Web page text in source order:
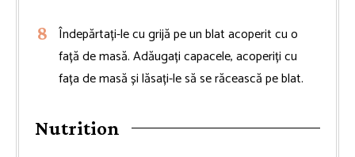
Îndepărtați-le cu grijă pe un blat acoperit cu o
față de masă. Adăugați capacele, acoperiți cu
fața de masă și lăsați-le să se răcească pe blat.
Nutrition